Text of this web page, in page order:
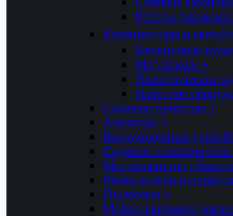
Рототы
Культиваторы и
Бензиновые
Мотоблоки +
Электрические
Навесное
Садовые тракторы +
Аэраторы +
Воздуходувные
Садовые измельчители
Мотоножницы /
Распылители и
Пылесосы +
Мойки высокого